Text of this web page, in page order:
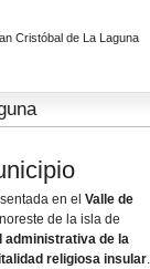
Cristóbal de La Laguna
en el Valle de
de la isla de
administrativa de la
religiosa insular.